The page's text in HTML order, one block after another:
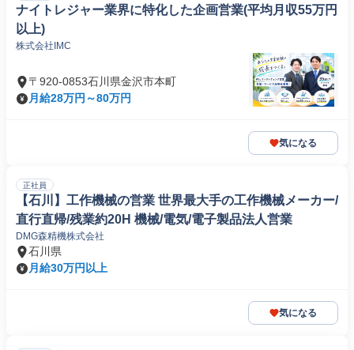
ナイトレジャー業界に特化した企画営業(平均月収55万円
以上)
株式会社IMC
〒920-0853石川県金沢市本町
月給28万円～80万円
気になる
正社員
【石川】工作機械の営業 世界最大手の工作機械メーカー/
直行直帰/残業約20H 機械/電気/電子製品法人営業
DMG森精機株式会社
石川県
月給30万円以上
気になる